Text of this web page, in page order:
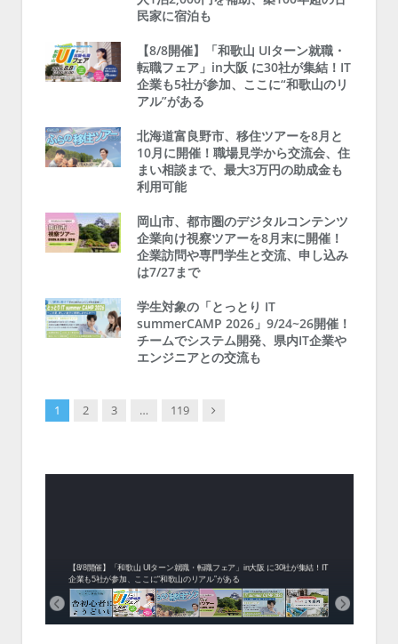
民家に宿泊も
【8/8開催】「和歌山 UIターン就職・
転職フェア」in大阪 に30社が集結！IT
企業も5社が参加、ここに“和歌山のリ
アル”がある
北海道富良野市、移住ツアーを8月と
10月に開催！職場見学から交流会、住
まい相談まで、最大3万円の助成金も
利用可能
岡山市、都市圏のデジタルコンテンツ
企業向け視察ツアーを8月末に開催！
企業訪問や専門学生と交流、申し込み
は7/27まで
学生対象の「とっとり IT
summerCAMP 2026」9/24~26開催！
チームでシステム開発、県内IT企業や
エンジニアとの交流も
1 2 3 … 119 Next
【8/8開催】「和歌山 UIターン就職・転職フェア」in大阪 に30社が集結！IT
企業も5社が参加、ここに“和歌山のリアル”がある